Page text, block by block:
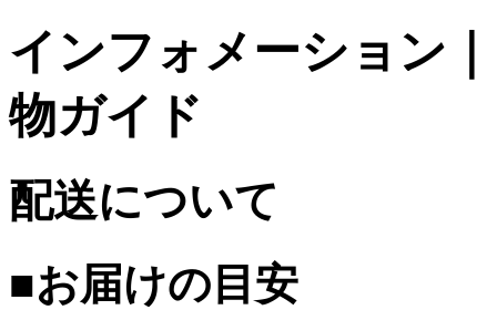
インフォメーション
物ガイド
配送について
■お届けの目安